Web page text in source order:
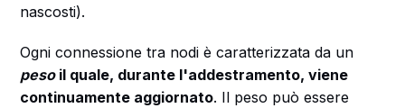
nascosti).
Ogni connessione tra nodi è caratterizzata da un
peso il quale, durante l'addestramento, viene
continuamente aggiornato. Il peso può essere